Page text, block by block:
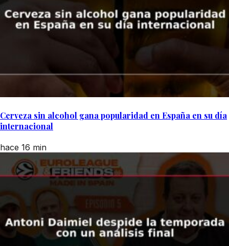
Cerveza sin alcohol gana popularidad en España en su día
internacional
hace 16 min